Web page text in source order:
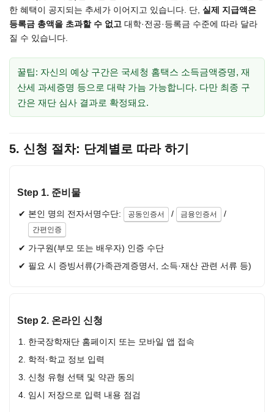
한 혜택이 공지되는 추세가 이어지고 있습니다. 단, 실제 지급액은
등록금 총액을 초과할 수 없고 대학·전공·등록금 수준에 따라 달라
질 수 있습니다.
꿀팁: 자신의 예상 구간은 국세청 홈택스 소득금액증명, 재
산세 과세증명 등으로 대략 가늠 가능합니다. 다만 최종 구
간은 재단 심사 결과로 확정돼요.
5. 신청 절차: 단계별로 따라 하기
Step 1. 준비물
본인 명의 전자서명수단: 공동인증서 / 금융인증서 /
간편인증
가구원(부모 또는 배우자) 인증 수단
필요 시 증빙서류(가족관계증명서, 소득·재산 관련 서류 등)
Step 2. 온라인 신청
한국장학재단 홈페이지 또는 모바일 앱 접속
학적·학교 정보 입력
신청 유형 선택 및 약관 동의
임시 저장으로 입력 내용 점검